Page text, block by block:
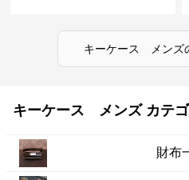
キーケース メンズ
キーケース メンズ カテ
財布